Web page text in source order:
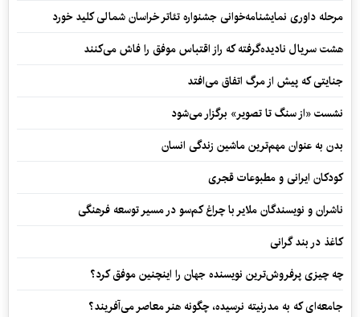
مرحله داوری نمایشنامه‌خوانی جشنواره تئاتر خراسان شمالی کلید خورد
هشت سریال نادیده‌گرفته که راز اقتباس موفق را فاش می‌کنند
جنایتی که پیش از مرگ اتفاق می‌افتد
نشست «از سنگ تا تصویر» برگزار می‌شود
بدن به عنوان مهم‌ترین ماشین زندگی انسان
کودکان ایرانی و مطبوعات قجری
ناشران و نویسندگان ملایر با چراغ کم‌سو در مسیر توسعه فرهنگی
کاغذ در بند گرانی
چه چیزی پرفروش‌ترین نویسنده جهان را اینچنین موفق کرد؟
جامعه‌ای که به مدرنیته نرسیده، چگونه هنر معاصر می‌آفریند؟